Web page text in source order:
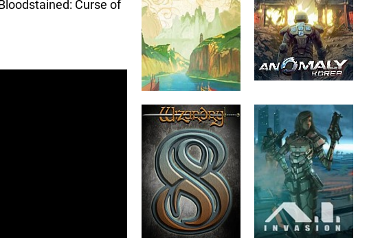
Curse of